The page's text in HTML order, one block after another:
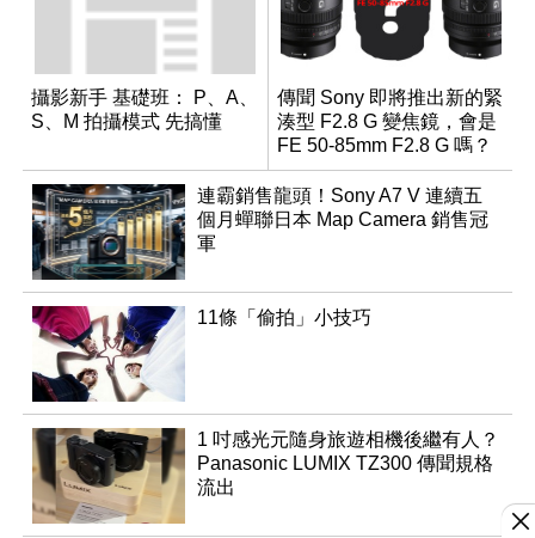
攝影新手 基礎班： P、A、
S、M 拍攝模式 先搞懂
傳聞 Sony 即將推出新的緊
湊型 F2.8 G 變焦鏡，會是
FE 50-85mm F2.8 G 嗎？
連霸銷售龍頭！Sony A7 V 連續五
個月蟬聯日本 Map Camera 銷售冠
軍
11條「偷拍」小技巧
1 吋感光元隨身旅遊相機後繼有人？
Panasonic LUMIX TZ300 傳聞規格
流出